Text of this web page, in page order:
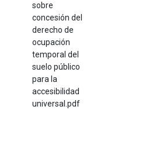
sobre
concesión del
derecho de
ocupación
temporal del
suelo público
para la
accesibilidad
universal.pdf